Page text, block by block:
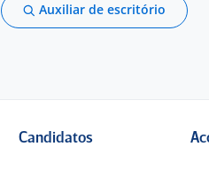
Auxiliar de escritório
Candidatos